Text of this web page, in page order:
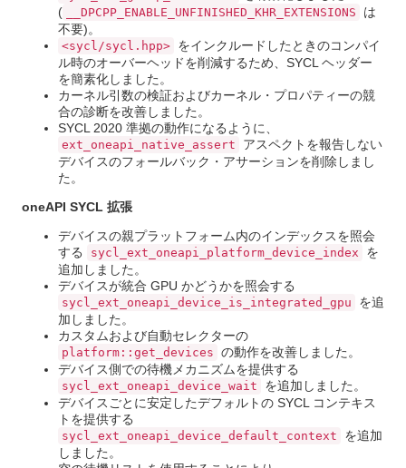
(
__DPCPP_ENABLE_UNFINISHED_KHR_EXTENSIONS
は
不要)。
<sycl/sycl.hpp> をインクルードしたときのコンパイ
ル時のオーバーヘッドを削減するため、SYCL ヘッダー
を簡素化しました。
カーネル引数の検証およびカーネル・プロパティーの競
合の診断を改善しました。
SYCL 2020 準拠の動作になるように、
ext_oneapi_native_assert
アスペクトを報告しない
デバイスのフォールバック・アサーションを削除しまし
た。
oneAPI SYCL 拡張
デバイスの親プラットフォーム内のインデックスを照会
する
sycl_ext_oneapi_platform_device_index
を
追加しました。
デバイスが統合 GPU かどうかを照会する
sycl_ext_oneapi_device_is_integrated_gpu
を追
加しました。
カスタムおよび自動セレクターの
platform::get_devices の動作を改善しました。
デバイス側での待機メカニズムを提供する
sycl_ext_oneapi_device_wait
を追加しました。
デバイスごとに安定したデフォルトの SYCL コンテキス
トを提供する
sycl_ext_oneapi_device_default_context
を追加
しました。